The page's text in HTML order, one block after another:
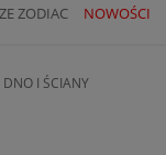
ZODIAC NOWOŚCI
I ŚCIANY